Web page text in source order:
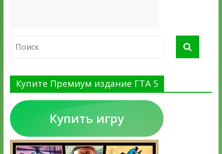
Купите Премиум издание ГТА 5
Купить игру